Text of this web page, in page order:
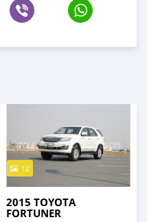
12
2015 TOYOTA
FORTUNER